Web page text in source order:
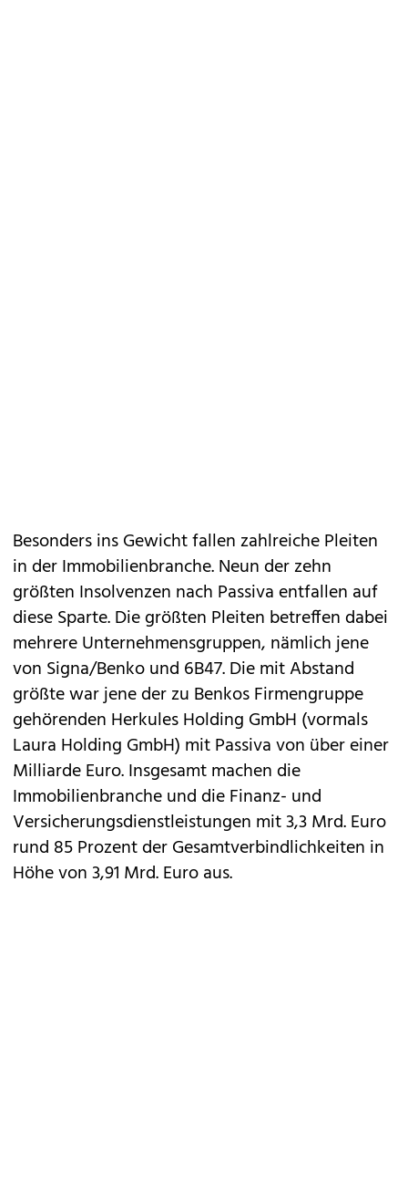
Besonders ins Gewicht fallen zahlreiche Pleiten
in der Immobilienbranche. Neun der zehn
größten Insolvenzen nach Passiva entfallen auf
diese Sparte. Die größten Pleiten betreffen dabei
mehrere Unternehmensgruppen, nämlich jene
von Signa/Benko und 6B47. Die mit Abstand
größte war jene der zu Benkos Firmengruppe
gehörenden Herkules Holding GmbH (vormals
Laura Holding GmbH) mit Passiva von über einer
Milliarde Euro. Insgesamt machen die
Immobilienbranche und die Finanz- und
Versicherungsdienstleistungen mit 3,3 Mrd. Euro
rund 85 Prozent der Gesamtverbindlichkeiten in
Höhe von 3,91 Mrd. Euro aus.